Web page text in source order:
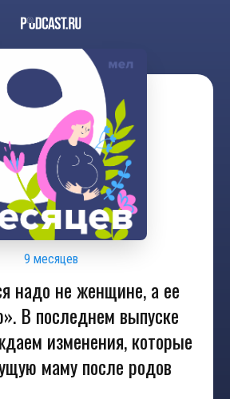
9 месяцев
надо не женщине, а ее
В последнем выпуске
изменения, которые
маму после родов